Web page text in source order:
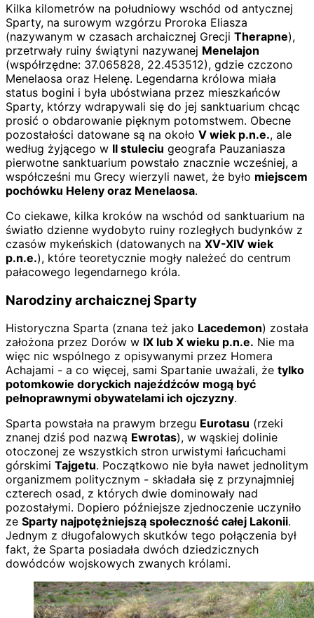
Kilka kilometrów na południowy wschód od antycznej
Sparty, na surowym wzgórzu Proroka Eliasza
(nazywanym w czasach archaicznej Grecji Therapne),
przetrwały ruiny świątyni nazywanej Menelajon
(współrzędne: 37.065828, 22.453512), gdzie czczono
Menelaosa oraz Helenę. Legendarna królowa miała
status bogini i była ubóstwiana przez mieszkańców
Sparty, którzy wdrapywali się do jej sanktuarium chcąc
prosić o obdarowanie pięknym potomstwem. Obecne
pozostałości datowane są na około V wiek p.n.e., ale
według żyjącego w II stuleciu geografa Pauzaniasza
pierwotne sanktuarium powstało znacznie wcześniej, a
współcześni mu Grecy wierzyli nawet, że było miejscem
pochówku Heleny oraz Menelaosa.
Co ciekawe, kilka kroków na wschód od sanktuarium na
światło dzienne wydobyto ruiny rozległych budynków z
czasów mykeńskich (datowanych na XV-XIV wiek
p.n.e.), które teoretycznie mogły należeć do centrum
pałacowego legendarnego króla.
Narodziny archaicznej Sparty
Historyczna Sparta (znana też jako Lacedemon) została
założona przez Dorów w IX lub X wieku p.n.e. Nie ma
więc nic wspólnego z opisywanymi przez Homera
Achajami - a co więcej, sami Spartanie uważali, że tylko
potomkowie doryckich najeźdźców mogą być
pełnoprawnymi obywatelami ich ojczyzny.
Sparta powstała na prawym brzegu Eurotasu (rzeki
znanej dziś pod nazwą Ewrotas), w wąskiej dolinie
otoczonej ze wszystkich stron urwistymi łańcuchami
górskimi Tajgetu. Początkowo nie była nawet jednolitym
organizmem politycznym - składała się z przynajmniej
czterech osad, z których dwie dominowały nad
pozostałymi. Dopiero późniejsze zjednoczenie uczyniło
ze Sparty najpotężniejszą społeczność całej Lakonii.
Jednym z długofalowych skutków tego połączenia był
fakt, że Sparta posiadała dwóch dziedzicznych
dowódców wojskowych zwanych królami.